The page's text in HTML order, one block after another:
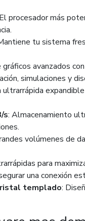
procesador más
tu sistema
gráficos avanzados
simulaciones y
ultrarrápida
s: Almacenamiento
volúmenes de
para
una conexión
templado: